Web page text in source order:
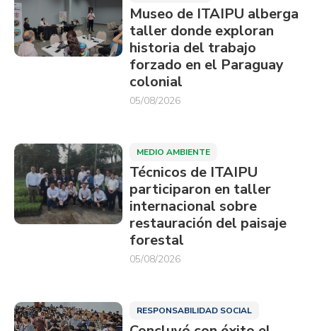
Museo de ITAIPU alberga
taller donde exploran
historia del trabajo
forzado en el Paraguay
colonial
05/08/2026
MEDIO AMBIENTE
Técnicos de ITAIPU
participaron en taller
internacional sobre
restauración del paisaje
forestal
05/08/2026
RESPONSABILIDAD SOCIAL